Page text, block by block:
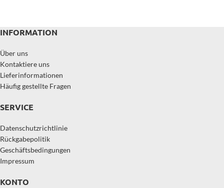
INFORMATION
Über uns
Kontaktiere uns
Lieferinformationen
Häufig gestellte Fragen
SERVICE
Datenschutzrichtlinie
Rückgabepolitik
Geschäftsbedingungen
Impressum
KONTO